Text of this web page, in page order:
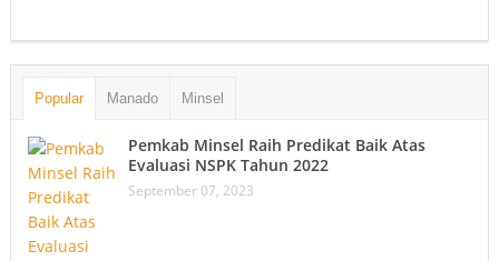
Popular Manado Minsel
Pemkab Minsel Raih Predikat Baik Atas
Evaluasi NSPK Tahun 2022
September 07, 2023